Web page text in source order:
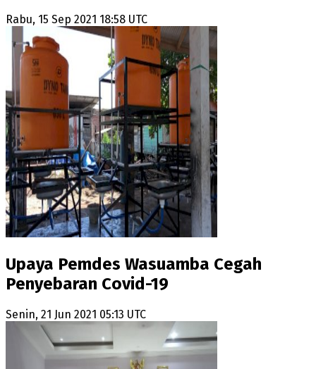
Rabu, 15 Sep 2021 18:58 UTC
Upaya Pemdes Wasuamba Cegah
Penyebaran Covid-19
Senin, 21 Jun 2021 05:13 UTC